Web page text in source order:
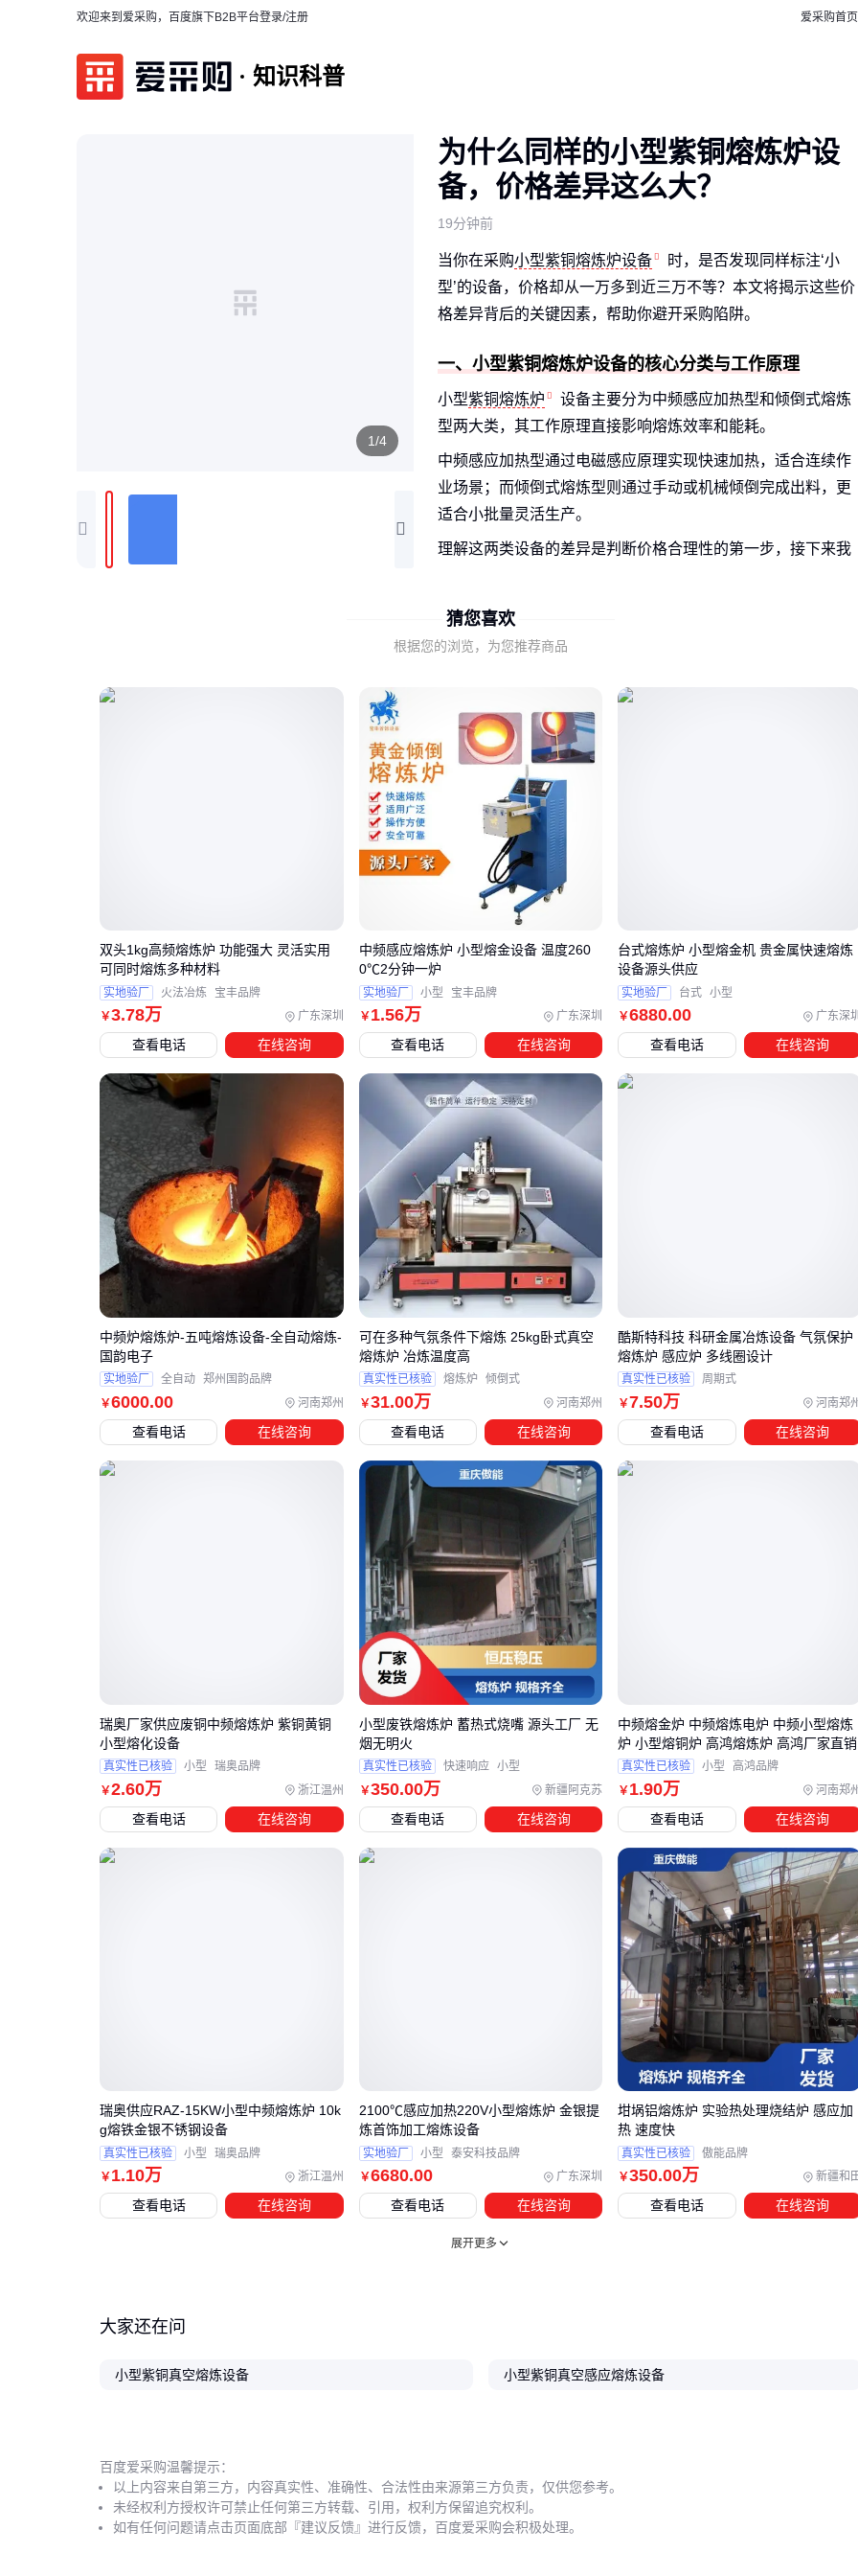
欢迎来到爱采购，百度旗下B2B平台登录/注册 爱采购首页
知识科普
1/4
为什么同样的小型紫铜熔炼炉设
备，价格差异这么大？
19分钟前
当你在采购小型紫铜熔炼炉设备
时，是否发现同样标注‘小
型’的设备，价格却从一万多到近三万不等？本文将揭示这些价
格差异背后的关键因素，帮助你避开采购陷阱。
一、小型紫铜熔炼炉设备的核心分类与工作原理
小型紫铜熔炼炉
设备主要分为中频感应加热型和倾倒式熔炼
型两大类，其工作原理直接影响熔炼效率和能耗。
中频感应加热型通过电磁感应原理实现快速加热，适合连续作
业场景；而倾倒式熔炼型则通过手动或机械倾倒完成出料，更
适合小批量灵活生产。
理解这两类设备的差异是判断价格合理性的第一步，接下来我
二、为什么同样的小型紫铜熔炼炉设备价格差异显著？
规格的感应线圈的设备，虽然初始成本较高，但长期使用稳定
性和寿命更优。
品牌和服务同样不容忽视。知名品牌通常提供更完善的售后服
务和技术支持，这在一定程度上解释了价格差异。
最后，设备的可定制化程度也会影响价格。支持加工定制的设
备往往能满足更特定的生产需求，但价格也会相应提升。
在选型时，需要根据实际生产需求和预算，平衡这些因素，而
非单纯追求低价。
三、如何根据实际需求选择合适的小型紫铜熔炼炉设
备？
选择小型紫铜熔炼炉设备时，首先需要明确具体的应用场景和
需求。不同的使用环境和技术要求会直接影响设备的选型。例
如，实验室小批量熔炼和工业生产连续作业对设备的要求截然
不同。
以下是一些常见的选型建议：
实验室或小批量生产：适合选择
紫铜熔炼炉
，操作简单，能耗较低。
连续工业生产：推荐
，效率高，适合长时间运行。
高纯度要求：真空熔炼炉或
化，保证熔炼纯度。
除了主设备，还需考虑配套设备的选择。例如，液压倾倒装置
可以提升操作便利性，而智能控温系统则能确保熔炼过程的稳
定性。这些配套设备虽然会增加初期投入，但能显著提升长期
使用效率。
成本和售后服务。低价设备可能在长期使用中带来更高的维护
压力和能耗成本，反而得不偿失。
四、采购小型紫铜熔炼炉后，这些配套设备别遗漏
许多用户在采购小型紫铜熔炼炉设备后，才发现实际使用中需
要额外配置辅助工具。例如，缺少专用的
致无法实时监控熔炼温度，影响铜液质量；而忽视防护装备如
防毒面具滤毒罐
，则可能危及操作安全。
核心配套可分为三类：
熔炼炉测温仪 、无线熔炼测温仪
等，用于精
安全防护：防护面罩
、耐火手套等，保障操作人员安全
耗材配件：石墨坩埚 、耐火材料修补剂
等，属于定期更
以熔炼炉专用钳为例，普通工具无法承受高温铜液飞溅，而专
用钳采用耐高温材质设计，既能稳固夹持坩埚，又能避免操作
时金属粘附。这类看似次要的工具，实际直接影响生产效率和
建议根据熔炼频率规划耗材储备。例如连续作业场景需备足石
，而间歇性使用则更需关注耐火材
五、小型紫铜熔炼炉的三大操作雷区
实际使用中最容易忽视的是温度控制环节。紫铜熔炼对温度敏
感，建议每次开工前用熔炼炉测温枪校准仪表，避免因测温偏
差导致铜液过烧或结晶缺陷。部分用户为省事直接目测铜液颜
色，这种做法在合金成分变化时误差尤为明显。
定期检查 铜水包烤包器
的加热均匀性，避免局部过热损坏
若发现熔炼效率下降，优先检查
过滤网
堵塞情况，这两者往往比设备本身故障更早出现异
猜您喜欢
根据您的浏览，为您推荐商品
￥3.78万 广东深圳
双头1kg高频熔炼炉 功能强大 灵活实用
可同时熔炼多种材料
实地验厂 火法冶炼 宝丰品牌
查看电话 在线咨询
￥ 1.56万 广东深圳
中频感应熔炼炉 小型熔金设备 温度260
0℃2分钟一炉
实地验厂 小型 宝丰品牌
查看电话 在线咨询
￥6880.00 广东深
台式熔炼炉 小型熔金机 贵金属快速熔炼
设备源头供应
实地验厂 台式 小型
查看电话 在线咨询
￥6000.00 河南郑州
中频炉熔炼炉-五吨熔炼设备-全自动熔炼-
国韵电子
实地验厂 全自动 郑州国韵品牌
查看电话 在线咨询
￥31.00万 河南郑州
可在多种气氛条件下熔炼 25kg卧式真空
熔炼炉 冶炼温度高
真实性已核验 熔炼炉 倾倒式
查看电话 在线咨询
￥7.50万 河南郑
酷斯特科技 科研金属冶炼设备 气氛保护
熔炼炉 感应炉 多线圈设计
真实性已核验 周期式
查看电话 在线咨询
￥2.60万 浙江温州
瑞奥厂家供应废铜中频熔炼炉 紫铜黄铜
小型熔化设备
真实性已核验 小型 瑞奥品牌
查看电话 在线咨询
￥350.00万 新疆阿克苏
小型废铁熔炼炉 蓄热式烧嘴 源头工厂 无
烟无明火
真实性已核验 快速响应 小型
查看电话 在线咨询
￥1.90万 河南郑
中频熔金炉 中频熔炼电炉 中频小型熔炼
炉 小型熔铜炉 高鸿熔炼炉 高鸿厂家直销
真实性已核验 小型 高鸿品牌
查看电话 在线咨询
￥ 1.10万 浙江温州
瑞奥供应RAZ-15KW小型中频熔炼炉 10k
g熔铁金银不锈钢设备
真实性已核验 小型 瑞奥品牌
查看电话 在线咨询
￥6680.00 广东深圳
2100℃感应加热220V小型熔炼炉 金银提
炼首饰加工熔炼设备
实地验厂 小型 泰安科技品牌
查看电话 在线咨询
￥350.00万 新疆和
坩埚铝熔炼炉 实验热处理烧结炉 感应加
热 速度快
真实性已核验 傲能品牌
查看电话 在线咨询
展开更多
大家还在问
小型紫铜真空熔炼设备 小型紫铜真空感应熔炼设备
百度爱采购温馨提示：
以上内容来自第三方，内容真实性、准确性、合法性由来源第三方负责，仅供您参考。
未经权利方授权许可禁止任何第三方转载、引用，权利方保留追究权利。
如有任何问题请点击页面底部『建议反馈』进行反馈，百度爱采购会积极处理。